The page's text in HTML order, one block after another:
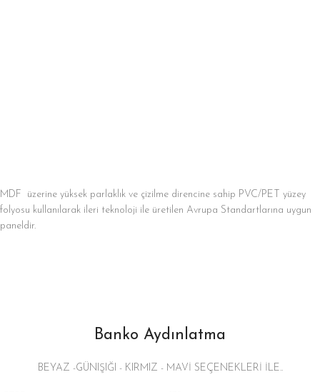
MDF üzerine yüksek parlaklık ve çizilme direncine sahip PVC/PET yüzey
folyosu kullanılarak ileri teknoloji ile üretilen Avrupa Standartlarına uygun
paneldir.
Banko Aydınlatma
BEYAZ -GÜNIŞIĞI - KIRMIZ - MAVİ SEÇENEKLERİ İLE..